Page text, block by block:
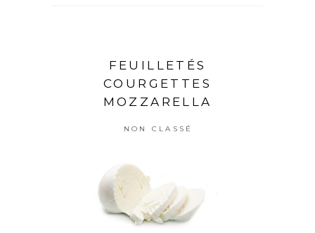
FEUILLETÉS
COURGETTES
MOZZARELLA
NON CLASSÉ